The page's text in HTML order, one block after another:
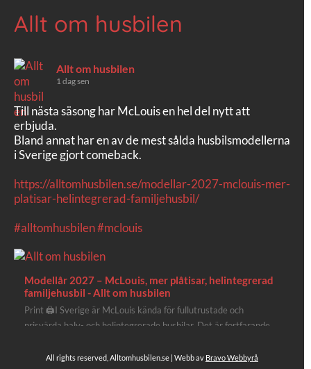
Allt om husbilen
Allt om husbilen
1 dag sen
Till nästa säsong har McLouis en hel del nytt att
erbjuda.
Bland annat har en av de mest sålda husbilsmodellerna
i Sverige gjort comeback.
https://alltomhusbilen.se/modellar-2027-mclouis-mer-
platisar-helintegrerad-familjehusbil/
#alltomhusbilen#mclouis
Modellår 2027 – McLouis, mer plåtisar, helintegrerad
familjehusbil - Allt om husbilen
Print 🖨I Sverige är McLouis kända för fullutrustade och
prisvärda halv- och helintegrerade husbilar. Det är fortfarande
plåtisutbud lite extra kärlek med hela 3 nya utrustningsnivåer.
All rights reserved, Alltomhusbilen.se | Webb av Bravo Webbyrå